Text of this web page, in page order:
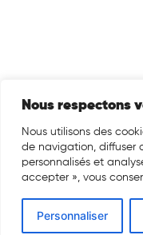
Nous respectons
Nous utilisons des
de navigation, diffuser
personnalisés et
accepter », vous
Personnaliser